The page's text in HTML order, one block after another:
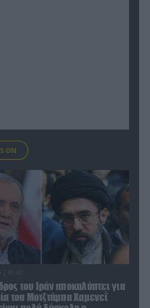
ON
του Ιράν αποκαλύπτει για
του Μοτζτάμπα Χαμενεΐ